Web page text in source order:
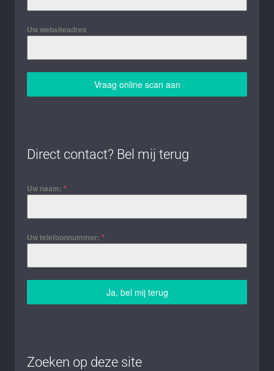
Uw websiteadres
Vraag online scan aan
Direct contact? Bel mij terug
Uw naam: *
Uw telefoonnummer: *
Ja, bel mij terug
Zoeken op deze site